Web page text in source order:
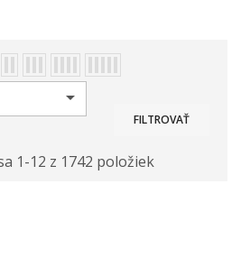

FILTROVAŤ
1-12 z 1742 položiek